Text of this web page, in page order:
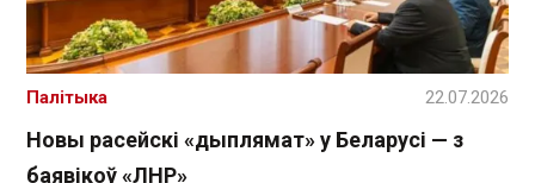
Новы расейскі «дыплямат» у Беларусі — з
баявікоў «ЛНР»
Палітыка 22.07.2026